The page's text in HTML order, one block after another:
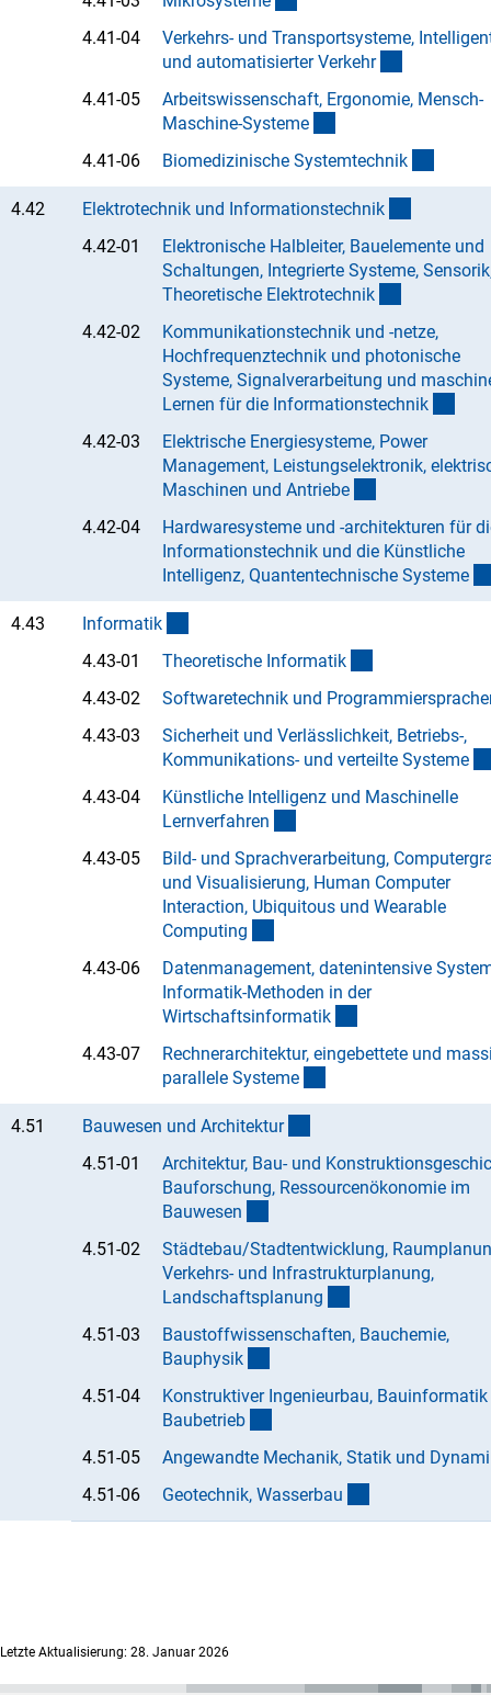
4.41-04
Verkehrs- und Transportsysteme,
und automatisierter Verkehr
4.41-05
Arbeitswissenschaft, Ergonomie, Mensch-
Maschine-Systeme
4.41-06
Biomedizinische Systemtechnik
4.42 Elektrotechnik und Informationstechnik
4.42-01
Elektronische Halbleiter, Bauelemente und
Schaltungen, Integrierte Systeme,
Theoretische Elektrotechnik
4.42-02
Kommunikationstechnik und -netze,
Hochfrequenztechnik und photonische
Systeme, Signalverarbeitung und
Lernen für die Informationstechnik
4.42-03
Elektrische Energiesysteme, Power
Management, Leistungselektronik,
Maschinen und Antriebe
4.42-04
Hardwaresysteme und -architekturen für
Informationstechnik und die Künstliche
Intelligenz, Quantentechnische Systeme
4.43 Informatik
4.43-01
Theoretische Informatik
4.43-02
Softwaretechnik und Programmiersprache
4.43-03
Sicherheit und Verlässlichkeit, Betriebs-,
Kommunikations- und verteilte Systeme
4.43-04
Künstliche Intelligenz und Maschinelle
Lernverfahren
4.43-05
Bild- und Sprachverarbeitung,
und Visualisierung, Human Computer
Interaction, Ubiquitous und Wearable
Computing
4.43-06
Datenmanagement, datenintensive
Informatik-Methoden in der
Wirtschaftsinformatik
4.43-07
Rechnerarchitektur, eingebettete und
parallele Systeme
4.51 Bauwesen und Architektur
4.51-01
Architektur, Bau- und
Bauforschung, Ressourcenökonomie im
Bauwesen
4.51-02
Städtebau/Stadtentwicklung,
Verkehrs- und Infrastrukturplanung,
Landschaftsplanung
4.51-03
Baustoffwissenschaften, Bauchemie,
Bauphysik
4.51-04
Konstruktiver Ingenieurbau,
Baubetrieb
4.51-05
Angewandte Mechanik, Statik und Dynami
4.51-06
Geotechnik, Wasserbau
Letzte Aktualisierung: 28. Januar 2026